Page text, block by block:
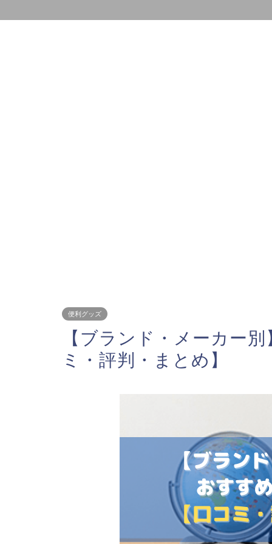
便利グッズ
【ブランド・メーカー
ミ・評判・まとめ】